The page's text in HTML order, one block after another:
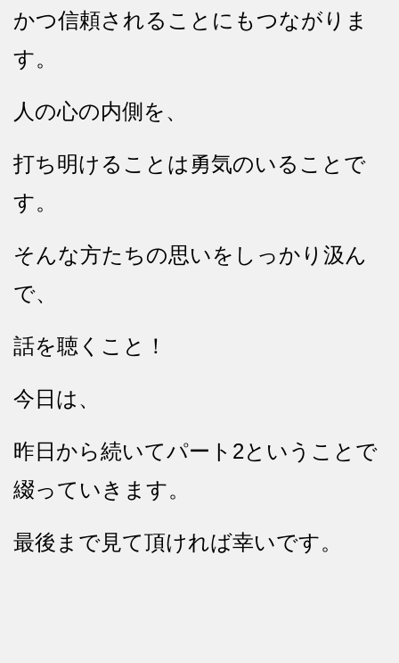
かつ信頼されることにもつながりま
す。
人の心の内側を、
打ち明けることは勇気のいることで
す。
そんな方たちの思いをしっかり汲ん
で、
話を聴くこと！
今日は、
昨日から続いてパート2ということで
綴っていきます。
最後まで見て頂ければ幸いです。